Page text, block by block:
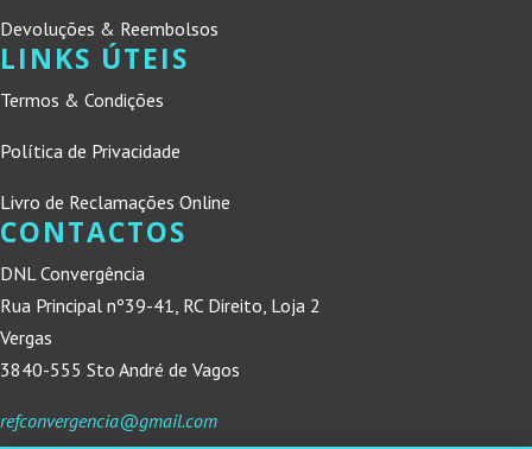
Devoluções & Reembolsos
LINKS ÚTEIS
Termos & Condições
Política de Privacidade
Livro de Reclamações Online
CONTACTOS
DNL Convergência
Rua Principal nº39-41, RC Direito, Loja 2
Vergas
3840-555 Sto André de Vagos
refconvergencia@gmail.com